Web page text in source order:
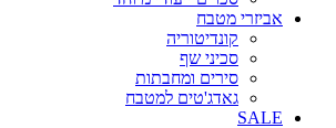
אביזרי מטבח
קונדיטוריה
סכיני שף
סירים ומחבתות
גאדג'טים למטבח
SALE